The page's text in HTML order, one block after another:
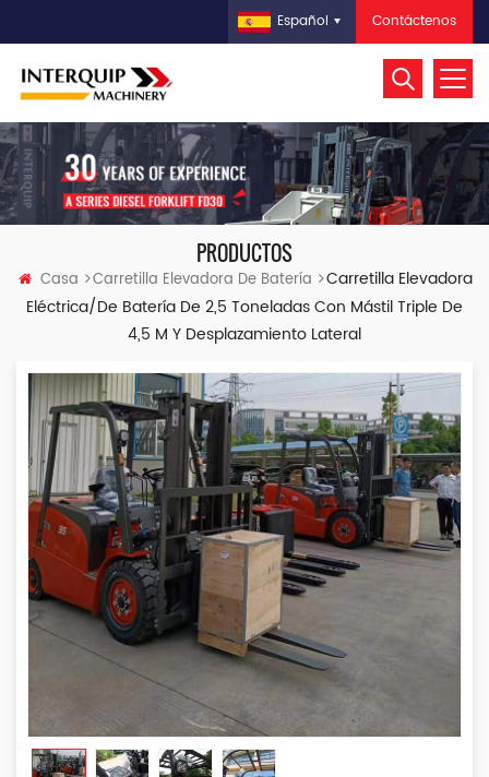
Contáctenos
Español
PRODUCTOS
Casa Carretilla Elevadora De Batería
Carretilla Elevadora
Eléctrica/de Batería De 2,5 Toneladas Con Mástil Triple De
4,5 M Y Desplazamiento Lateral